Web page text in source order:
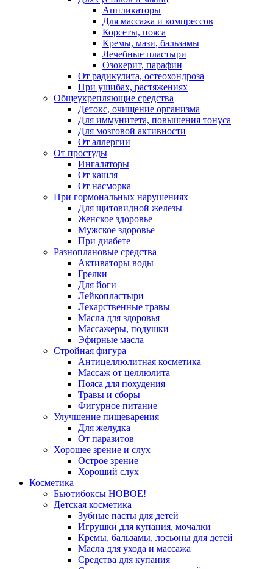
Аппликаторы
Для массажа и компрессов
Корсеты, пояса
Кремы, мази, бальзамы
Лечебные пластыри
Озокерит, парафин
От радикулита, остеохондроза
При ушибах, растяжениях
Общеукрепляющие средства
Детокс, очищение организма
Для иммунитета, повышения тонуса
Для мозговой активности
От аллергии
От простуды
Ингаляторы
От кашля
От насморка
При гормональных нарушениях
Для щитовидной железы
Женское здоровье
Мужское здоровье
При диабете
Разноплановые средства
Активаторы воды
Грелки
Для йоги
Лейкопластыри
Лекарственные травы
Масла для здоровья
Массажеры, подушки
Эфирные масла
Стройная фигура
Антицеллюлитная косметика
Массаж от целлюлита
Пояса для похудения
Травы и сборы
Фигурное питание
Улучшение пищеварения
Для желудка
От паразитов
Хорошее зрение и слух
Острое зрение
Хороший слух
Косметика
Бьютибоксы НОВОЕ!
Детская косметика
Зубные пасты для детей
Игрушки для купания, мочалки
Кремы, бальзамы, лосьоны для детей
Масла для ухода и массажа
Средства для купания